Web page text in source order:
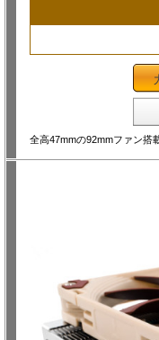
全高47mmの92mmファン搭